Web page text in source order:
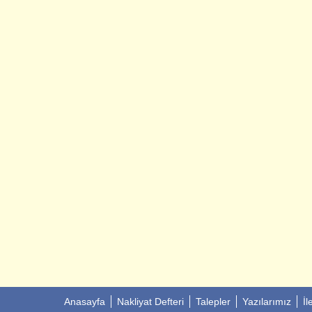
Anasayfa Nakliyat Defteri Talepler Yazılarımız